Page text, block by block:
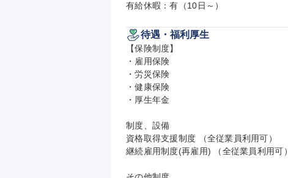
有給休暇：有（10日～）
待遇・福利厚生
【保険制度】
・雇用保険
・労災保険
・健康保険
・厚生年金
制度、設備
資格取得支援制度 （全従業員利用可）
継続雇用制度(再雇用) （全従業員利用可）